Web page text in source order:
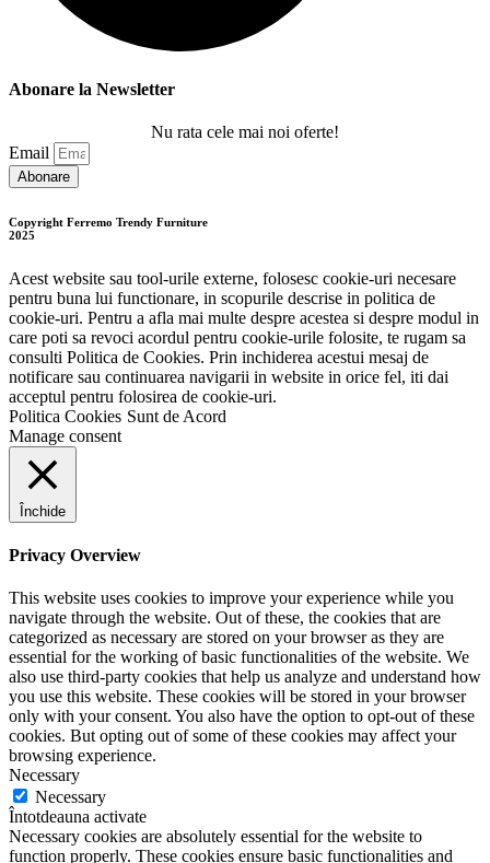
Abonare la Newsletter
Nu rata cele mai noi oferte!
Email
Abonare
Copyright Ferremo Trendy Furniture
2025
Acest website sau tool-urile externe, folosesc cookie-uri necesare
pentru buna lui functionare, in scopurile descrise in politica de
cookie-uri. Pentru a afla mai multe despre acestea si despre modul in
care poti sa revoci acordul pentru cookie-urile folosite, te rugam sa
consulti Politica de Cookies. Prin inchiderea acestui mesaj de
notificare sau continuarea navigarii in website in orice fel, iti dai
acceptul pentru folosirea de cookie-uri.
Politica Cookies Sunt de Acord
Manage consent
Închide
Privacy Overview
This website uses cookies to improve your experience while you
navigate through the website. Out of these, the cookies that are
categorized as necessary are stored on your browser as they are
essential for the working of basic functionalities of the website. We
also use third-party cookies that help us analyze and understand how
you use this website. These cookies will be stored in your browser
only with your consent. You also have the option to opt-out of these
cookies. But opting out of some of these cookies may affect your
browsing experience.
Necessary
Necessary
Întotdeauna activate
Necessary cookies are absolutely essential for the website to
function properly. These cookies ensure basic functionalities and